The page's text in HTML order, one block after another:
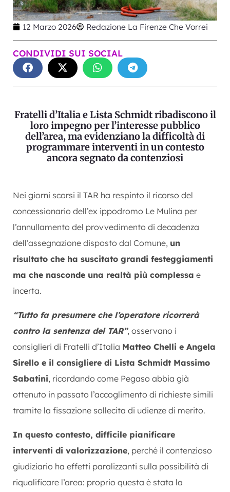
12 Marzo 2026 Redazione La Firenze Che Vorrei
CONDIVIDI SUI SOCIAL
Fratelli d’Italia e Lista Schmidt ribadiscono il
loro impegno per l’interesse pubblico
dell’area, ma evidenziano la difficoltà di
programmare interventi in un contesto
ancora segnato da contenziosi
Nei giorni scorsi il TAR ha respinto il ricorso del
concessionario dell’ex ippodromo Le Mulina per
l’annullamento del provvedimento di decadenza
dell’assegnazione disposto dal Comune, un
risultato che ha suscitato grandi festeggiamenti
ma che nasconde una realtà più complessa e
incerta.
“Tutto fa presumere che l’operatore ricorrerà
contro la sentenza del TAR”, osservano i
consiglieri di Fratelli d’Italia Matteo Chelli e Angela
Sirello e il consigliere di Lista Schmidt Massimo
Sabatini, ricordando come Pegaso abbia già
ottenuto in passato l’accoglimento di richieste simili
tramite la fissazione sollecita di udienze di merito.
In questo contesto, difficile pianificare
interventi di valorizzazione, perché il contenzioso
giudiziario ha effetti paralizzanti sulla possibilità di
riqualificare l’area: proprio questa è stata la